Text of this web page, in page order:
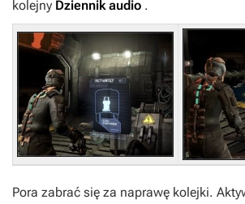
kolejny Dziennik audio .
Pora zabrać się za naprawę kolejki.